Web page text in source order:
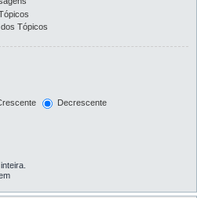
Tópicos
Decrescente